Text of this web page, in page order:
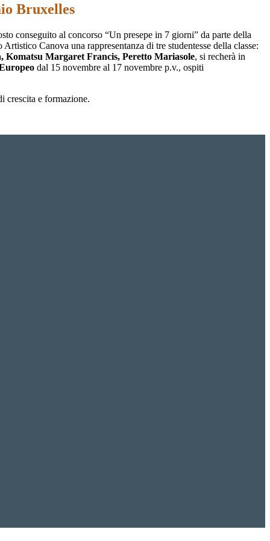
Bruxelles
conseguito al concorso “Un presepe in 7 giorni” da parte della
Canova una rappresentanza di tre studentesse della classe:
Komatsu Margaret Francis, Peretto Mariasole, si recherà in
dal 15 novembre al 17 novembre p.v., ospiti
crescita e formazione.